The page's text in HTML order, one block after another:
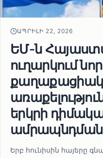
ԱՊՐԻԼԻ 22, 2026
ԵՄ-ն
ուղարկում նոր
երկրի
Երբ հունիսին հայերը